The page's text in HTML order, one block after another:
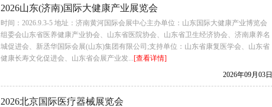
2026山东(济南)国际大健康产业展览会
时间：2026.9.3-5 地址：济南黄河国际会展中心主办单位：山东国际大健康产业博览会
组委会山东省医养健康产业协会、山东省医院协会、山东省卫生经济协会、济南康养名
城促进会、新丞华国际会展(山东)集团有限公司;支持单位：山东省康复医学会、山东省
健康长寿文化促进会、山东省会展产业发...[查看详情]
2026年09月03日
2026北京国际医疗器械展览会